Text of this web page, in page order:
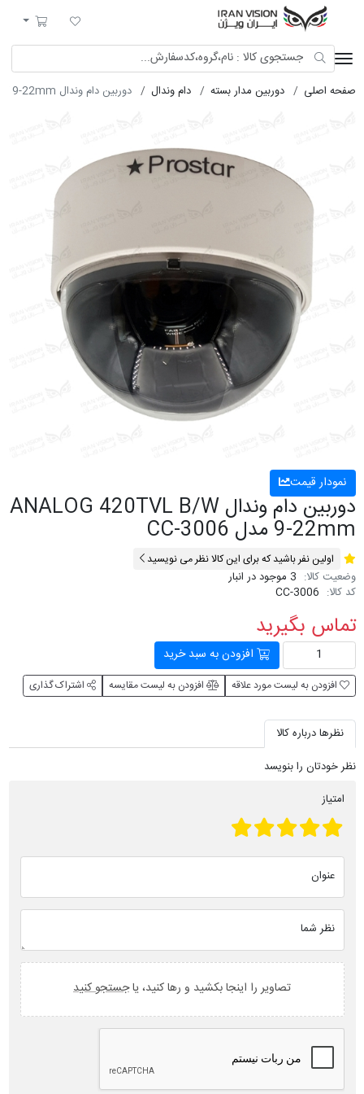
لیست مورد علاقه
سبد خرید
صفحه اصلی دوربین مدار بسته دام وندال دوربین دام وندال ANALOG 420TVL B/W 9-22mm مدل CC-3006
نمودار قیمت
دوربین دام وندال ANALOG 420TVL B/W
9-22mm مدل CC-3006
اولین نفر باشید که برای این کالا نظر می نویسید
وضعیت کالا: 3 موجود در انبار
کد کالا: CC-3006
تماس بگیرید
افزودن به سبد خرید
افزودن به لیست مورد علاقه افزودن به لیست مقایسه اشتراک گذاری
نظرها درباره کالا
نظر خودتان را بنویسد
امتیاز
عنوان
نظر شما
تصاویر را اینجا بکشید و رها کنید، یاجستجو کنید